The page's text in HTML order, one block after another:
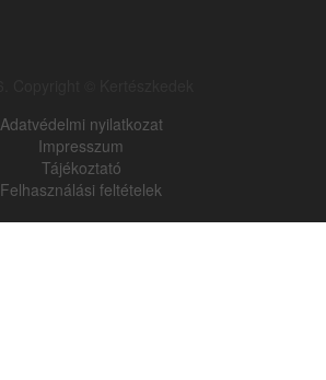
Adatvédelmi nyilatkozat
Impresszum
Tájékoztató
Felhasználási feltételek